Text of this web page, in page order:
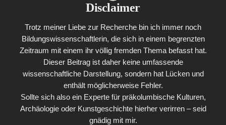
Disclaimer
Trotz meiner Liebe zur Recherche bin ich immer noch
Bildungswissenschaftlerin, die sich in einem begrenzten
Zeitraum mit einem ihr völlig fremden Thema befasst hat.
Dieser Beitrag ist daher keine umfassende
wissenschaftliche Darstellung, sondern hat Lücken und
enthält möglicherweise Fehler.
Sollte sich also ein Experte für präkolumbische Kulturen,
Archäologie oder Kunstgeschichte hierher verirren – seid
gnädig mit mir.